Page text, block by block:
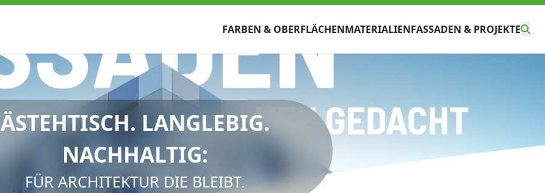
FARBEN & OBERFLÄCHENMATERIALIENFASSADEN & PROJEKTE
ÄSTEHTISCH. LANGLEBIG.
NACHHALTIG:
FÜR ARCHITEKTUR DIE BLEIBT.